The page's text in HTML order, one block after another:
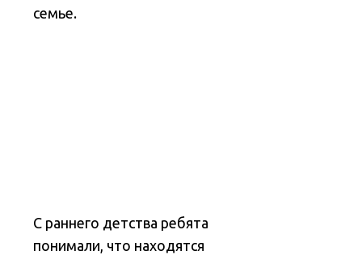
семье.
С раннего детства ребята
понимали, что находятся